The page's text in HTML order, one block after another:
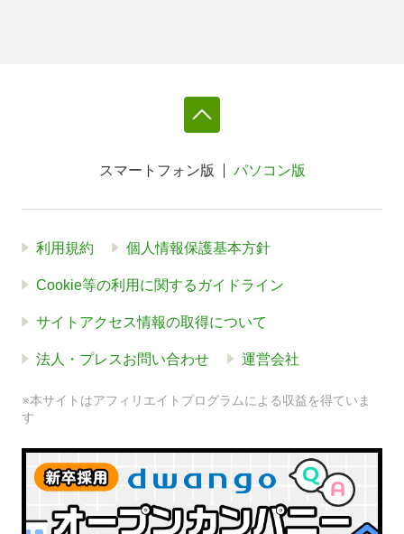
スマートフォン版 パソコン版
利用規約 個人情報保護基本方針
Cookie等の利用に関するガイドライン
サイトアクセス情報の取得について
法人・プレスお問い合わせ 運営会社
※本サイトはアフィリエイトプログラムによる収益を得ていま
す